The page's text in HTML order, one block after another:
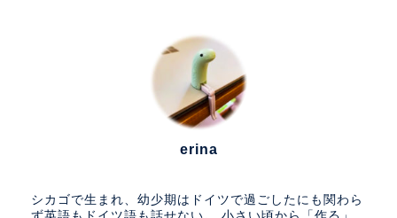
erina
シカゴで生まれ、幼少期はドイツで過ごしたにも関わら